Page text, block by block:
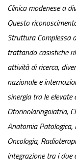
Clinica modenese a
Questo
Struttura Complessa
trattando casistiche
attività di ricerca,
nazionale e
sinergia tra le elevate
Otorinolaringoiatria,
Anatomia Patologica,
Oncologia,
integrazione tra i due